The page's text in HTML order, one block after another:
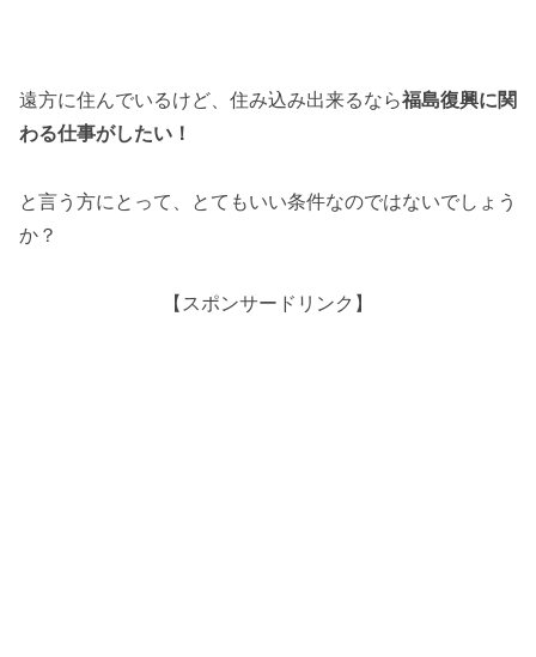
遠方に住んでいるけど、住み込み出来るなら福島復興に関
わる仕事がしたい！
と言う方にとって、とてもいい条件なのではないでしょう
か？
【スポンサードリンク】